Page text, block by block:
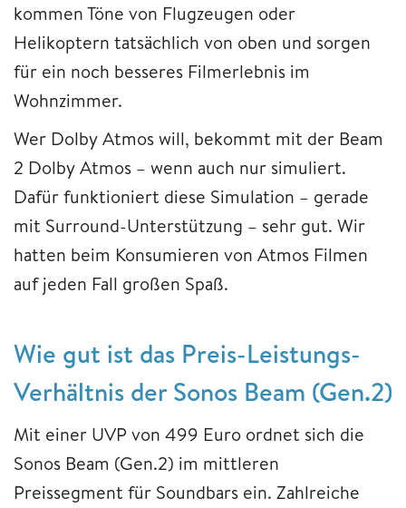
kommen Töne von Flugzeugen oder
Helikoptern tatsächlich von oben und sorgen
für ein noch besseres Filmerlebnis im
Wohnzimmer.
Wer Dolby Atmos will, bekommt mit der Beam
2 Dolby Atmos – wenn auch nur simuliert.
Dafür funktioniert diese Simulation – gerade
mit Surround-Unterstützung – sehr gut. Wir
hatten beim Konsumieren von Atmos Filmen
auf jeden Fall großen Spaß.
Wie gut ist das Preis-Leistungs-
Verhältnis der Sonos Beam (Gen.2)
Mit einer UVP von 499 Euro ordnet sich die
Sonos Beam (Gen.2) im mittleren
Preissegment für Soundbars ein. Zahlreiche